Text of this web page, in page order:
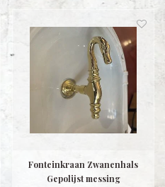
Fonteinkraan Zwanenhals
Gepolijst messing